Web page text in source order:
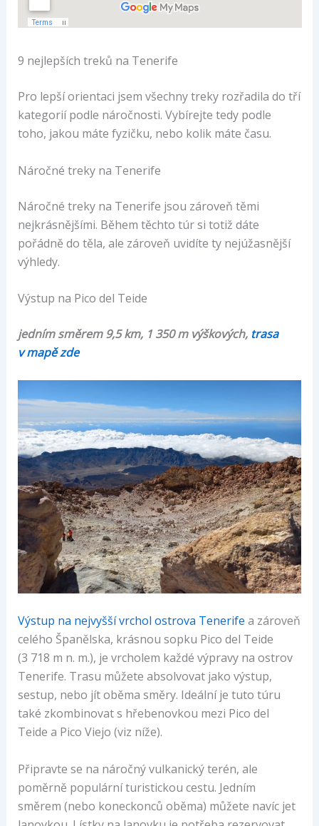
9 nejlepších treků na Tenerife
Pro lepší orientaci jsem všechny treky rozřadila do tří
kategorií podle náročnosti. Vybírejte tedy podle
toho, jakou máte fyzičku, nebo kolik máte času.
Náročné treky na Tenerife
Náročné treky na Tenerife jsou zároveň těmi
nejkrásnějšími. Během těchto túr si totiž dáte
pořádně do těla, ale zároveň uvidíte ty nejúžasnější
výhledy.
Výstup na Pico del Teide
jedním směrem 9,5 km, 1 350 m výškových, trasa
v mapě zde
Výstup na nejvyšší vrchol ostrova Tenerife a zároveň
celého Španělska, krásnou sopku Pico del Teide
(3 718 m n. m.), je vrcholem každé výpravy na ostrov
Tenerife. Trasu můžete absolvovat jako výstup,
sestup, nebo jít oběma směry. Ideální je tuto túru
také zkombinovat s hřebenovkou mezi Pico del
Teide a Pico Viejo (viz níže).
Připravte se na náročný vulkanický terén, ale
poměrně populární turistickou cestu. Jedním
směrem (nebo koneckonců oběma) můžete navíc jet